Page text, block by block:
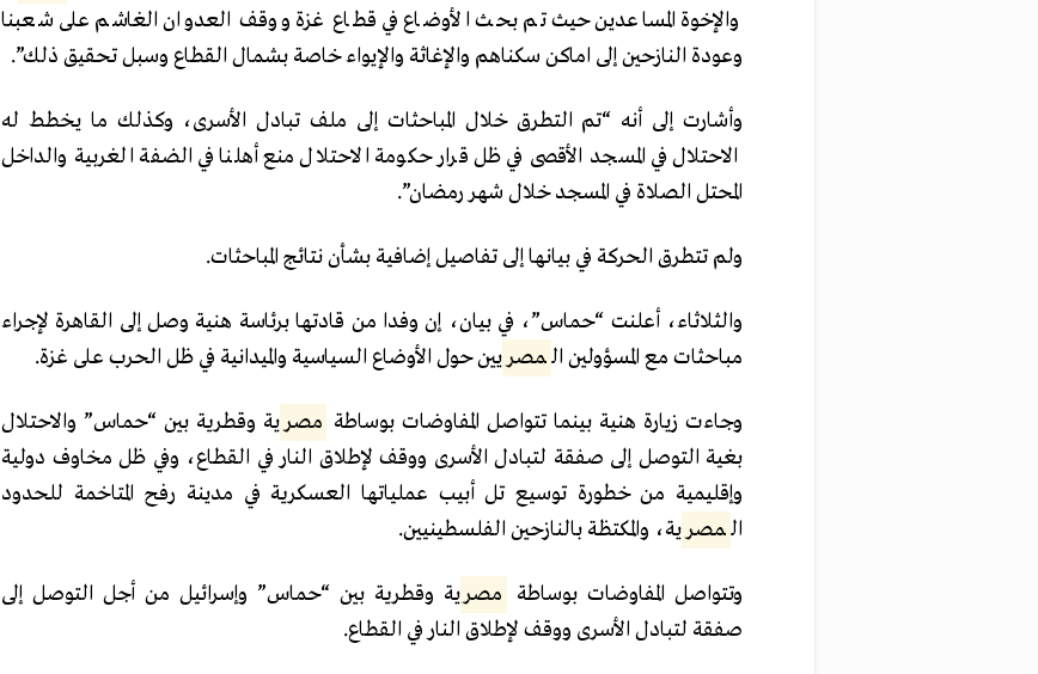
والإخوة المساعدين حيث تم بحث الأوضاع في قطاع غزة ووقف العدوان الغاشم على شعبنا
وعودة النازحين إلى اماكن سكناهم والإغاثة والإيواء خاصة بشمال القطاع وسبل تحقيق ذلك”.
وأشارت إلى أنه “تم التطرق خلال المباحثات إلى ملف تبادل الأسرى، وكذلك ما يخطط له
الاحتلال في المسجد الأقصى في ظل قرار حكومة الاحتلال منع أهلنا في الضفة الغربية والداخل
المحتل الصلاة في المسجد خلال شهر رمضان”.
ولم تتطرق الحركة في بيانها إلى تفاصيل إضافية بشأن نتائج المباحثات.
والثلاثاء، أعلنت “حماس”، في بيان، إن وفدا من قادتها برئاسة هنية وصل إلى القاهرة لإجراء
مباحثات مع المسؤولين المصريين حول الأوضاع السياسية والميدانية في ظل الحرب على غزة.
وجاءت زيارة هنية بينما تتواصل المفاوضات بوساطة مصرية وقطرية بين “حماس” والاحتلال
بغية التوصل إلى صفقة لتبادل الأسرى ووقف لإطلاق النار في القطاع، وفي ظل مخاوف دولية
وإقليمية من خطورة توسيع تل أبيب عملياتها العسكرية في مدينة رفح المتاخمة للحدود
المصرية، والمكتظة بالنازحين الفلسطينيين.
وتتواصل المفاوضات بوساطة مصرية وقطرية بين “حماس” وإسرائيل من أجل التوصل إلى
صفقة لتبادل الأسرى ووقف لإطلاق النار في القطاع.